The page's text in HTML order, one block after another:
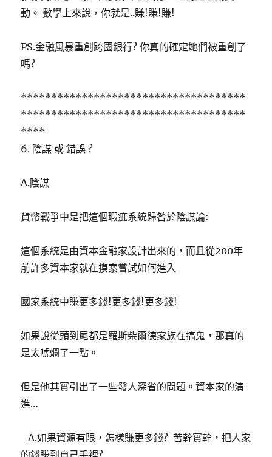
動。 數學上來說，你就是..賺!賺!賺!
PS.金融風暴重創跨國銀行? 你真的確定她們被重創了
嗎?
*************************************
*************************************
****
6. 陰謀 或 錯誤 ?
A.陰謀
貨幣戰爭中是把這個瑕疵系統歸咎於陰謀論:
這個系統是由資本金融家設計出來的，而且從200年
前許多資本家就在摸索嘗試如何進入
國家系統中賺更多錢!更多錢!更多錢!
如果說從頭到尾都是羅斯柴爾德家族在搞鬼，那真的
是太唬爛了一點。
但是他其實引出了一些發人深省的問題。資本家的演
進…
A.如果資源有限，怎樣賺更多錢? 苦幹實幹，把人家
的錢賺到自己手裡?